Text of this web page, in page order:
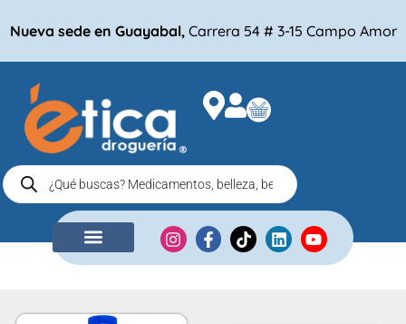
Nueva sede en Guayabal, Carrera 54 # 3-15 Campo Amor